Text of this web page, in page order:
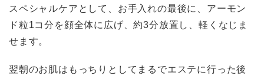
スペシャルケアとして、お手入れの最後に、アーモン
ド粒1コ分を顔全体に広げ、約3分放置し、軽くなじま
せます。
翌朝のお肌はもっちりとしてまるでエステに行った後